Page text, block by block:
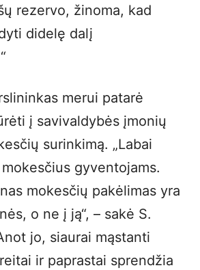
rezervo, žinoma, kad
didelę dalį
merui patarė
į savivaldybės įmonių
surinkimą. „Labai
gyventojams.
mokesčių pakėlimas yra
o ne į ją“, – sakė S.
jo, siaurai mąstanti
ir paprastai sprendžia